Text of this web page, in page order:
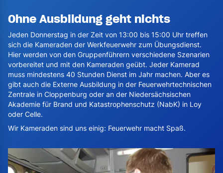
Ohne Ausbildung geht nichts
Jeden Donnerstag in der Zeit von 13:00 bis 15:00 Uhr treffen
sich die Kameraden der Werkfeuerwehr zum Übungsdienst.
Hier werden von den Gruppenführern verschiedene Szenarien
vorbereitet und mit den Kameraden geübt. Jeder Kamerad
muss mindestens 40 Stunden Dienst im Jahr machen. Aber es
gibt auch die Externe Ausbildung in der Feuerwehrtechnischen
Zentrale in Cloppenburg oder an der Niedersächsischen
Akademie für Brand und Katastrophenschutz (NabK) in Loy
oder Celle.
Wir Kameraden sind uns einig: Feuerwehr macht Spaß.